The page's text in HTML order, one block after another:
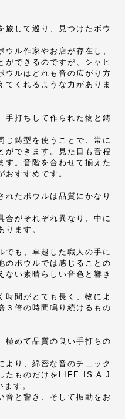
旅して巡り、見つけたボウ
ル作家やお店が存在し、
ができるのですが、シャヒ
ウルはどれも音の広がり方
てくれるような力がありま
手打ちして作られた物と鋳
じ鋳型を使うことで、常に
ができます。見た目も音程
す。音階を合わせて揃えた
おすすめです。
れたボウルは品質にかなり
合がそれぞれ異なり、中に
ります。
でも、卓越した職人の手に
のボウルでは感じることの
ない素晴らしい音色と響き
時間がとても長く、物によ
３倍の時間鳴り続けるもの
極めて品質の良い手打ちの
より、綿密な音のチェック
たものだけをLIFE IS A J
す。
音と響き、そして振動をお